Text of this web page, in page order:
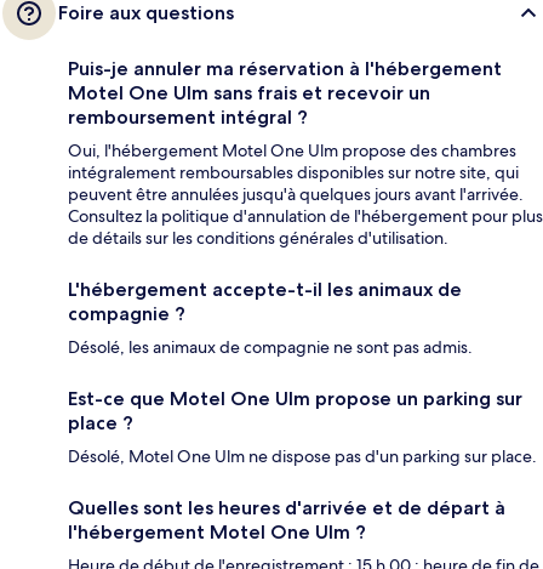
Foire aux questions
Puis-je annuler ma réservation à l'hébergement
Motel One Ulm sans frais et recevoir un
remboursement intégral ?
Oui, l'hébergement Motel One Ulm propose des chambres
intégralement remboursables disponibles sur notre site, qui
peuvent être annulées jusqu'à quelques jours avant l'arrivée.
Consultez la politique d'annulation de l'hébergement pour plus
de détails sur les conditions générales d'utilisation.
L'hébergement accepte-t-il les animaux de
compagnie ?
Désolé, les animaux de compagnie ne sont pas admis.
Est-ce que Motel One Ulm propose un parking sur
place ?
Désolé, Motel One Ulm ne dispose pas d'un parking sur place.
Quelles sont les heures d'arrivée et de départ à
l'hébergement Motel One Ulm ?